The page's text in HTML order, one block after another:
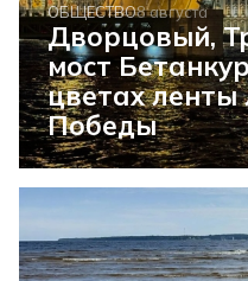
ОБЩЕСТВО8 августа
Дворцовый,
мост
цветах ленты
Победы